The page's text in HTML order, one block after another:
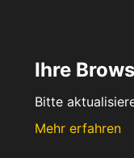
Ihre
Bitte
Mehr erfahren